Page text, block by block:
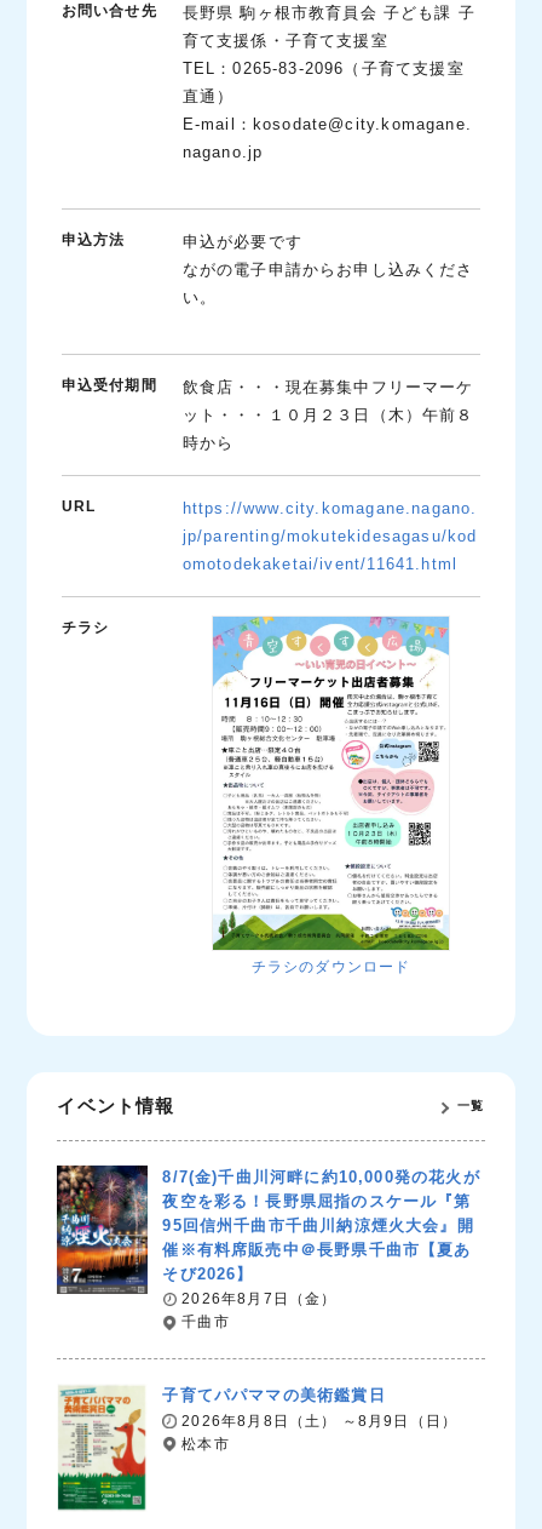
お問い合せ先
長野県 駒ヶ根市教育員会 子ども課 子
育て支援係・子育て支援室
TEL：0265-83-2096（子育て支援室
直通）
E-mail：kosodate@city.komagane.
nagano.jp
申込方法
申込が必要です
ながの電子申請からお申し込みくださ
い。
申込受付期間
飲食店・・・現在募集中フリーマーケ
ット・・・１０月２３日（木）午前８
時から
URL
https://www.city.komagane.nagano.
jp/parenting/mokutekidesagasu/kod
omotodekaketai/ivent/11641.html
チラシ
チラシのダウンロード
イベント情報 一覧
8/7(金)千曲川河畔に約10,000発の花火が
夜空を彩る！長野県屈指のスケール『第
95回信州千曲市千曲川納涼煙火大会』開
催※有料席販売中＠長野県千曲市【夏あ
そび2026】
2026年8月7日（金）
千曲市
子育てパパママの美術鑑賞日
2026年8月8日（土） ～8月9日（日）
松本市